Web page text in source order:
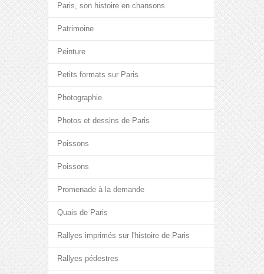
Paris, son histoire en chansons
Patrimoine
Peinture
Petits formats sur Paris
Photographie
Photos et dessins de Paris
Poissons
Poissons
Promenade à la demande
Quais de Paris
Rallyes imprimés sur l'histoire de Paris
Rallyes pédestres